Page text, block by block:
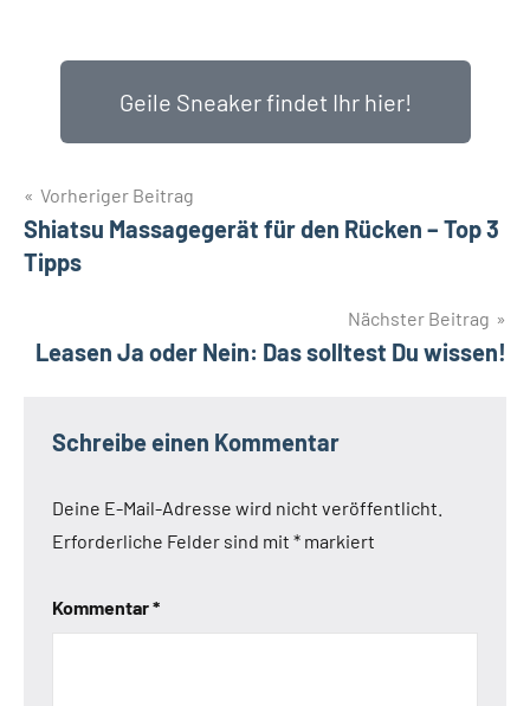
Geile Sneaker findet Ihr hier!
Vorheriger Beitrag
Shiatsu Massagegerät für den Rücken – Top 3
Tipps
Nächster Beitrag
Leasen Ja oder Nein: Das solltest Du wissen!
Schreibe einen Kommentar
Deine E-Mail-Adresse wird nicht veröffentlicht.
Erforderliche Felder sind mit * markiert
Kommentar*